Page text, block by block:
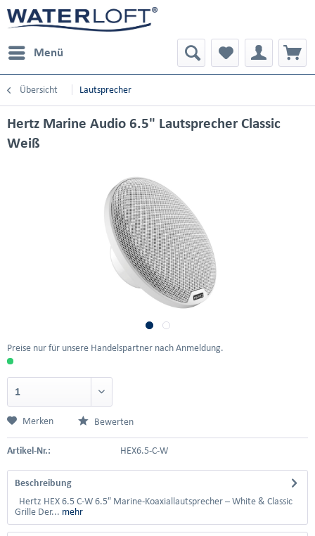
Menü
Übersicht Lautsprecher
Hertz Marine Audio 6.5" Lautsprecher Classic
Weiß
Preise nur für unsere Handelspartner nach Anmeldung.
Merken Bewerten
Artikel-Nr.: HEX6.5-C-W
Beschreibung
Hertz HEX 6.5 C-W 6.5″ Marine-Koaxiallautsprecher – White & Classic
Grille Der... mehr